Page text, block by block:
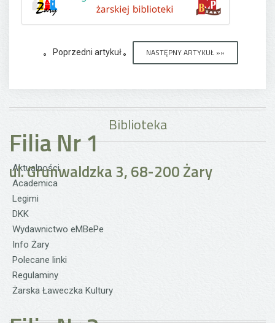
Filia Nr 1
ul. Grunwaldzka 3, 68-200 Żary
Poprzedni artykuł NASTĘPNY ARTYKUŁ »»
Biblioteka
Aktualności
Academica
Legimi
DKK
Wydawnictwo eMBePe
Info Żary
Polecane linki
Regulaminy
Żarska Ławeczka Kultury